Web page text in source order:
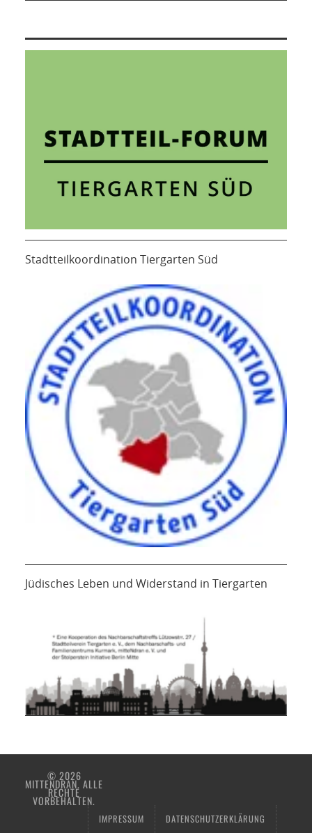
Stadtteilkoordination Tiergarten Süd
Jüdisches Leben und Widerstand in Tiergarten
© 2026
MITTENDRAN. ALLE
RECHTE
VORBEHALTEN.
IMPRESSUM DATENSCHUTZERKLÄRUNG